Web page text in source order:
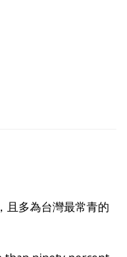
且多為台灣最常青的